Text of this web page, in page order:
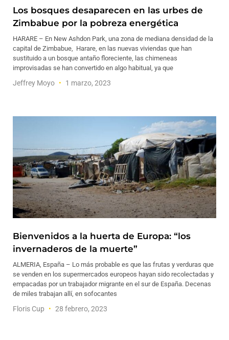
Los bosques desaparecen en las urbes de
Zimbabue por la pobreza energética
HARARE – En New Ashdon Park, una zona de mediana densidad de la
capital de Zimbabue, Harare, en las nuevas viviendas que han
sustituido a un bosque antaño floreciente, las chimeneas
improvisadas se han convertido en algo habitual, ya que
Jeffrey Moyo 1 marzo, 2023
Bienvenidos a la huerta de Europa: “los
invernaderos de la muerte”
ALMERIA, España – Lo más probable es que las frutas y verduras que
se venden en los supermercados europeos hayan sido recolectadas y
empacadas por un trabajador migrante en el sur de España. Decenas
de miles trabajan allí, en sofocantes
Floris Cup 28 febrero, 2023